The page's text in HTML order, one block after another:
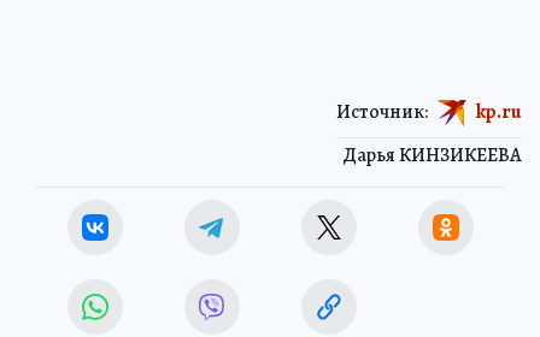
Дарья КИНЗИКЕЕВА
Источник: kp.ru